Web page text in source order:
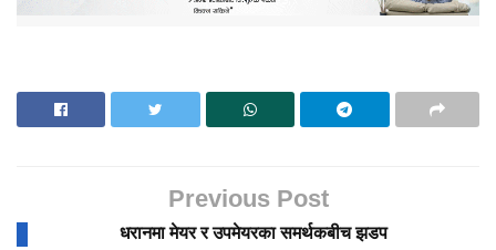
Previous Post
धरानमा मेयर र उपमेयरका समर्थकबीच झडप